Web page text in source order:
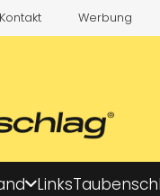
Kontakt Werbung
Links